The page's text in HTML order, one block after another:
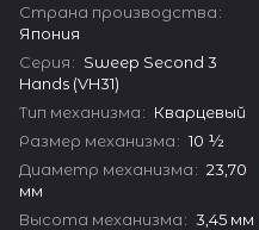
Страна производства:
Япония
Серия: Sweep Second 3
Hands (VH31)
Тип механизма: Кварцевый
Размер механизма: 10 ½
Диаметр механизма: 23,70
мм
Высота механизма: 3,45 мм